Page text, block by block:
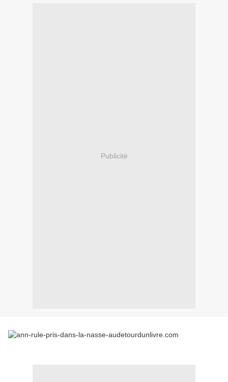
Publicité